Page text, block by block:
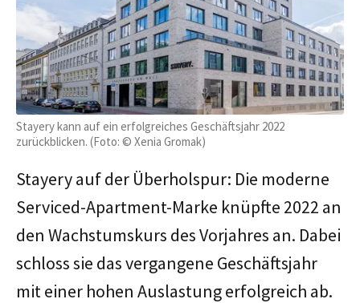
Stayery kann auf ein erfolgreiches Geschäftsjahr 2022
zurückblicken. (Foto: © Xenia Gromak)
Stayery auf der Überholspur: Die moderne
Serviced-Apartment-Marke knüpfte 2022 an
den Wachstumskurs des Vorjahres an. Dabei
schloss sie das vergangene Geschäftsjahr
mit einer hohen Auslastung erfolgreich ab.